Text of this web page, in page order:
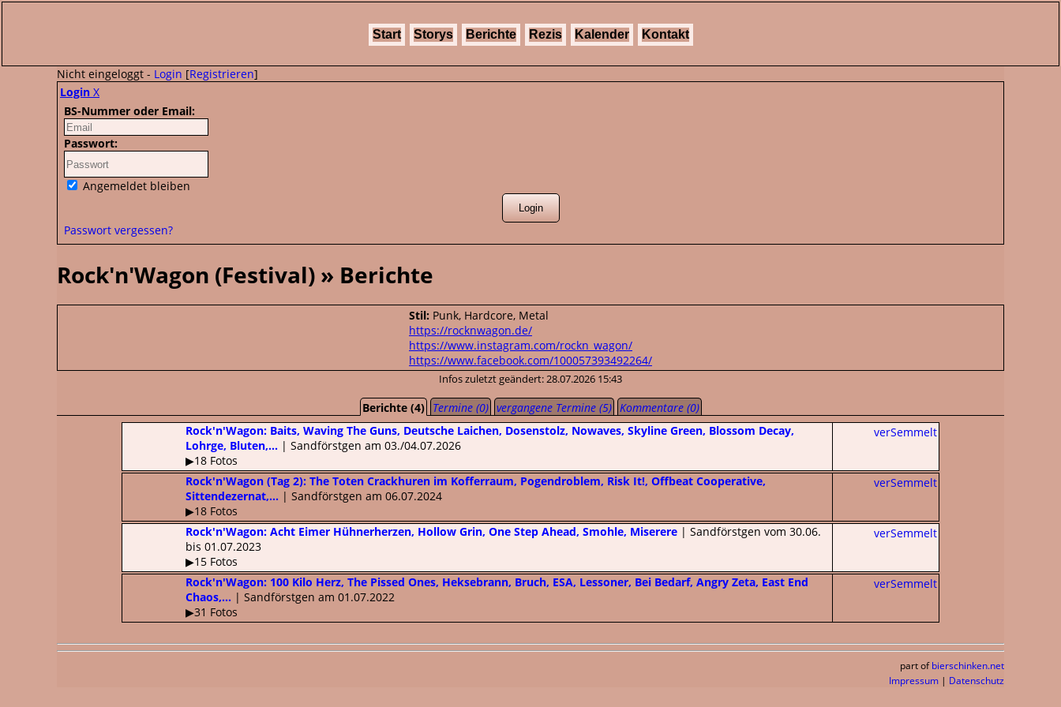
Start Storys Berichte Rezis Kalender Kontakt
Nicht eingeloggt - Login [Registrieren]
Login X
BS-Nummer oder Email:
Passwort:
Angemeldet bleiben
Passwort vergessen?
Rock'n'Wagon (Festival) » Berichte
Stil: Punk, Hardcore, Metal
https://rocknwagon.de/
https://www.instagram.com/rockn_wagon/
https://www.facebook.com/100057393492264/
Infos zuletzt geändert: 28.07.2026 15:43
Berichte (4) Termine (0) vergangene Termine (5)
Kommentare (0)
verSemmelt
Rock'n'Wagon: Baits, Waving The Guns, Deutsche Laichen, Dosenstolz, Nowaves, Skyline Green, Blossom Decay,
Lohrge, Bluten,... | Sandförstgen am 03./04.07.2026
▶18 Fotos
verSemmelt
Rock'n'Wagon (Tag 2): The Toten Crackhuren im Kofferraum, Pogendroblem, Risk It!, Offbeat Cooperative,
Sittendezernat,... | Sandförstgen am 06.07.2024
▶18 Fotos
verSemmelt
Rock'n'Wagon: Acht Eimer Hühnerherzen, Hollow Grin, One Step Ahead, Smohle, Miserere | Sandförstgen vom 30.06.
bis 01.07.2023
▶15 Fotos
verSemmelt
Rock'n'Wagon: 100 Kilo Herz, The Pissed Ones, Heksebrann, Bruch, ESA, Lessoner, Bei Bedarf, Angry Zeta, East End
Chaos,... | Sandförstgen am 01.07.2022
▶31 Fotos
part of bierschinken.net
Impressum | Datenschutz